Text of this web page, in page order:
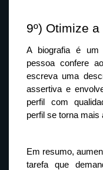
9º) Otimize
A biografia é um
pessoa confere
escreva uma
assertiva e
perfil com
perfil se torna mais
Em resumo,
tarefa que